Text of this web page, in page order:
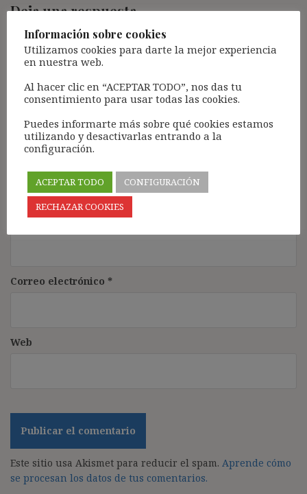
Deja una respuesta
Tu dirección de correo electrónico no será publicada.
campos obligatorios están marcados con*
Comentario*
Nombre*
Correo electrónico *
Web
Este sitio usa Akismet para reducir el spam. Aprende cómo
se procesan los datos de tus comentarios.
Información sobre cookies
Utilizamos cookies para darte la mejor experiencia
en nuestra web.
Al hacer clic en “ACEPTAR TODO”, nos das tu
consentimiento para usar todas las cookies.
Puedes informarte más sobre qué cookies estamos
utilizando y desactivarlas entrando a la
configuración.
ACEPTAR TODO
CONFIGURACIÓN
RECHAZAR COOKIES